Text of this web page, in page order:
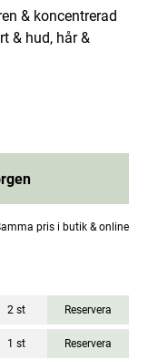
Previous price
& koncentrerad
& hud, hår &
pris i butik & online
2 st Reservera
1 st Reservera